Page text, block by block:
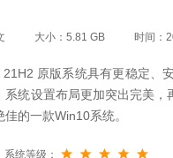
大小：5.81 GB 时间：
原版系统具有更稳定、
系统设置布局更加突出完美，
的一款Win10系统。
系统等级：